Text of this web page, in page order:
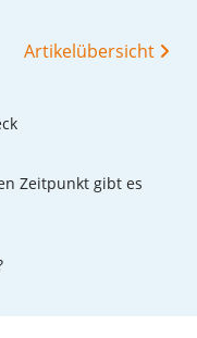
Artikelübersicht
Zeitpunkt gibt es